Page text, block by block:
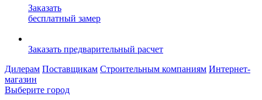
Заказать
бесплатный замер
Заказать предварительный расчет
Дилерам Поставщикам Строительным компаниям Интернет-
магазин
Выберите город